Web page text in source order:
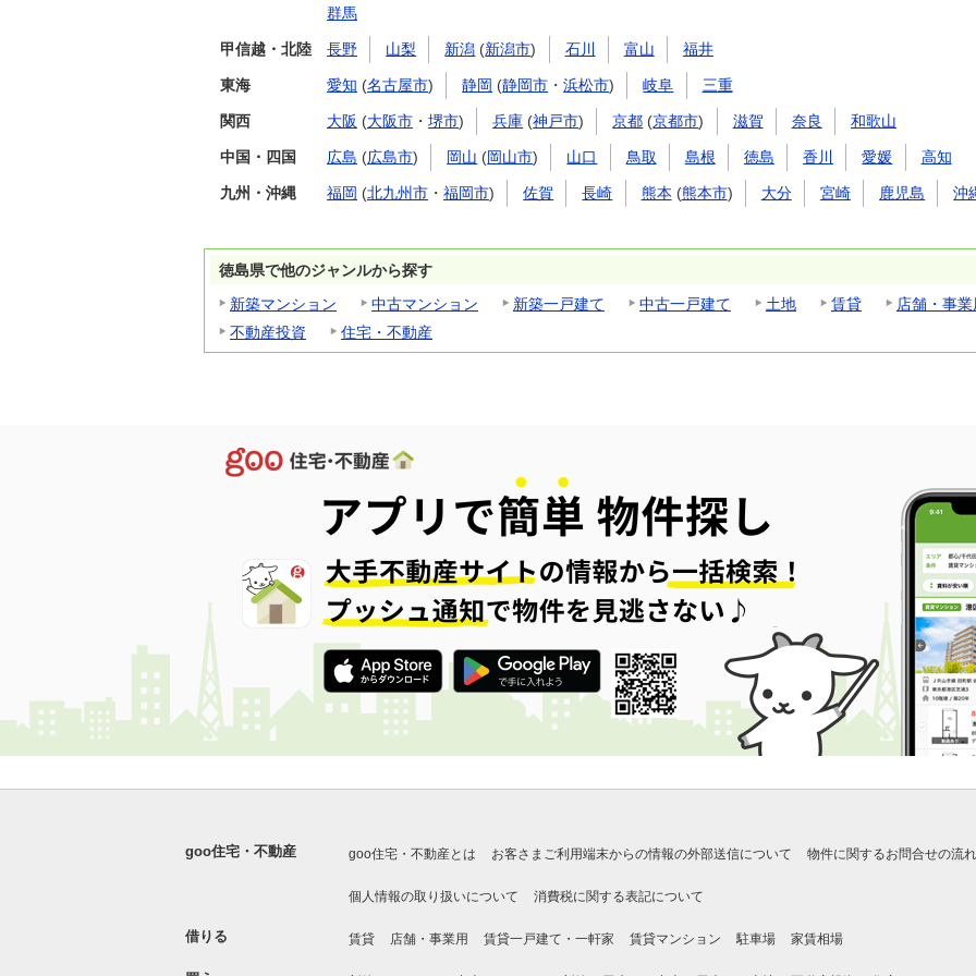
群馬
甲信越・北陸 長野 山梨 新潟 (新潟市) 石川 富山 福井
東海 愛知 (名古屋市) 静岡 (静岡市 ・浜松市) 岐阜 三重
関西 大阪 (大阪市 ・ 堺市) 兵庫 (神戸市) 京都 (京都市) 滋賀 奈良 和歌山
中国・四国 広島 (広島市) 岡山 (岡山市) 山口 鳥取 島根 徳島 香川 愛媛 高知
九州・沖縄 福岡 (北九州市 ・ 福岡市) 佐賀 長崎 熊本 (熊本市) 大分 宮崎 鹿児島 沖
徳島県で他のジャンルから探す
新築マンション
中古マンション 新築一戸建て 中古一戸建て 土地 賃貸
店舗・事業
不動産投資
住宅・不動産
goo住宅・不動産 goo住宅・不動産とは お客さまご利用端末からの情報の外部送信について 物件に関するお問合せの流れ
個人情報の取り扱いについて 消費税に関する表記について
借りる 賃貸 店舗・事業用 賃貸一戸建て・一軒家 賃貸マンション 駐車場 家賃相場